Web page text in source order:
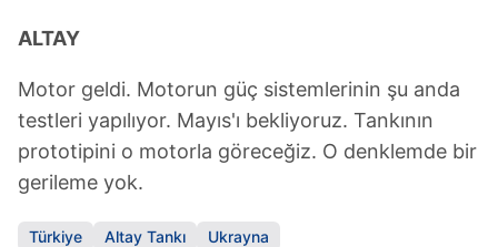
ALTAY
Motor geldi. Motorun güç sistemlerinin şu anda
testleri yapılıyor. Mayıs'ı bekliyoruz. Tankının
prototipini o motorla göreceğiz. O denklemde bir
gerileme yok.
Türkiye Altay Tankı
Ukrayna